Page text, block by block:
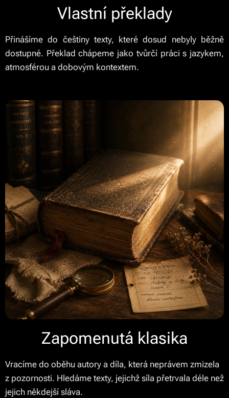
Vlastní překlady
Přinášíme do češtiny texty, které dosud nebyly běžně
dostupné. Překlad chápeme jako tvůrčí práci s jazykem,
atmosférou a dobovým kontextem.
Zapomenutá klasika
Vracíme do oběhu autory a díla, která neprávem zmizela
z pozornosti. Hledáme texty, jejichž síla přetrvala déle než
jejich někdejší sláva.